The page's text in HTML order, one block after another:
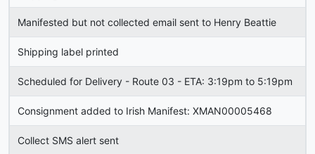
Manifested but not collected email sent to Henry Beattie
Shipping label printed
Scheduled for Delivery - Route 03 - ETA: 3:19pm to 5:19pm
Consignment added to Irish Manifest: XMAN00005468
Collect SMS alert sent